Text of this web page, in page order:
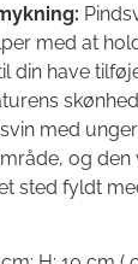
med at
din have
med
og
sted fyldt